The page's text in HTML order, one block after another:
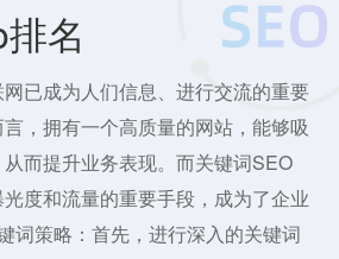
名
已成为人们信息、进行交流的重要
，拥有一个高质量的网站，能够吸
而提升业务表现。而关键词SEO
度和流量的重要手段，成为了企业
词策略：首先，进行深入的关键词